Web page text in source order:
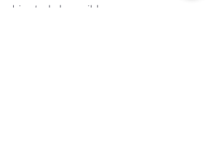
hizo todo lo posible.